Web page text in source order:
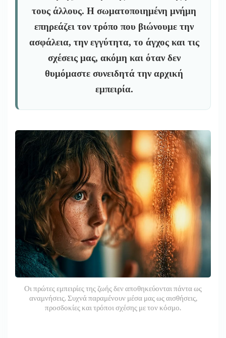
τους άλλους. Η σωματοποιημένη μνήμη
επηρεάζει τον τρόπο που βιώνουμε την
ασφάλεια, την εγγύτητα, το άγχος και τις
σχέσεις μας, ακόμη και όταν δεν
θυμόμαστε συνειδητά την αρχική
εμπειρία.
Οι πρώτες εμπειρίες της ζωής δεν αποθηκεύονται πάντα ως
αναμνήσεις. Συχνά παραμένουν μέσα μας ως αισθήσεις,
προσδοκίες και τρόποι σχέσης με τον κόσμο.